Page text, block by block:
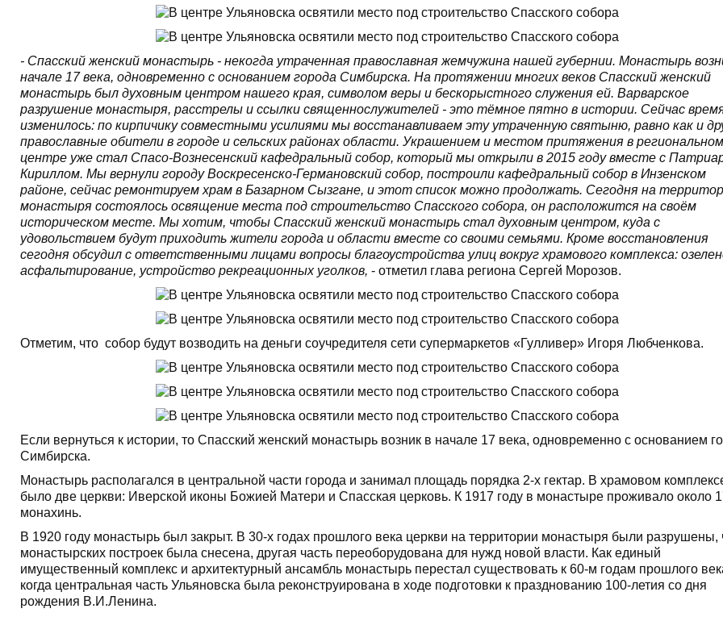
- Спасский женский монастырь - некогда утраченная православная жемчужина нашей губернии. Монастырь
начале 17 века, одновременно с основанием города Симбирска. На протяжении многих веков Спасский женский
монастырь был духовным центром нашего края, символом веры и бескорыстного служения ей. Варварское
разрушение монастыря, расстрелы и ссылки священнослужителей - это тёмное пятно в истории. Сейчас
изменилось: по кирпичику совместными усилиями мы восстанавливаем эту утраченную святыню, равно как и
православные обители в городе и сельских районах области. Украшением и местом притяжения в региональном
центре уже стал Спасо-Вознесенский кафедральный собор, который мы открыли в 2015 году вместе с
Кириллом. Мы вернули городу Воскресенско-Германовский собор, построили кафедральный собор в Инзенском
районе, сейчас ремонтируем храм в Базарном Сызгане, и этот список можно продолжать. Сегодня на
монастыря состоялось освящение места под строительство Спасского собора, он расположится на своём
историческом месте. Мы хотим, чтобы Спасский женский монастырь стал духовным центром, куда с
удовольствием будут приходить жители города и области вместе со своими семьями. Кроме восстановления
сегодня обсудил с ответственными лицами вопросы благоустройства улиц вокруг храмового комплекса:
асфальтирование, устройство рекреационных уголков, - отметил глава региона Сергей Морозов.
Отметим, что собор будут возводить на деньги соучредителя сети супермаркетов «Гулливер» Игоря Любченкова.
Если вернуться к истории, то Спасский женский монастырь возник в начале 17 века, одновременно с основанием
Симбирска.
Монастырь располагался в центральной части города и занимал площадь порядка 2-х гектар. В храмовом
было две церкви: Иверской иконы Божией Матери и Спасская церковь. К 1917 году в монастыре проживало около
монахинь.
В 1920 году монастырь был закрыт. В 30-х годах прошлого века церкви на территории монастыря были разрушены,
монастырских построек была снесена, другая часть переоборудована для нужд новой власти. Как единый
имущественный комплекс и архитектурный ансамбль монастырь перестал существовать к 60‑м годам прошлого
когда центральная часть Ульяновска была реконструирована в ходе подготовки к празднованию 100-летия со дня
рождения В.И.Ленина.